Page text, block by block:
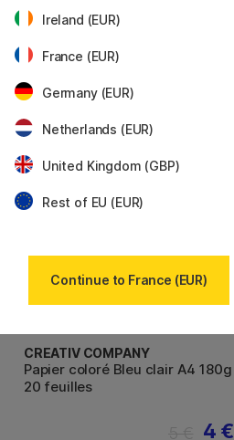
CREATIV COMPANY
Papier coloré Bleu clair A4 180g
20 feuilles
4 €
Ireland (EUR)
France (EUR)
Germany (EUR)
Netherlands (EUR)
United Kingdom (GBP)
Rest of EU (EUR)
Continue to France (EUR)